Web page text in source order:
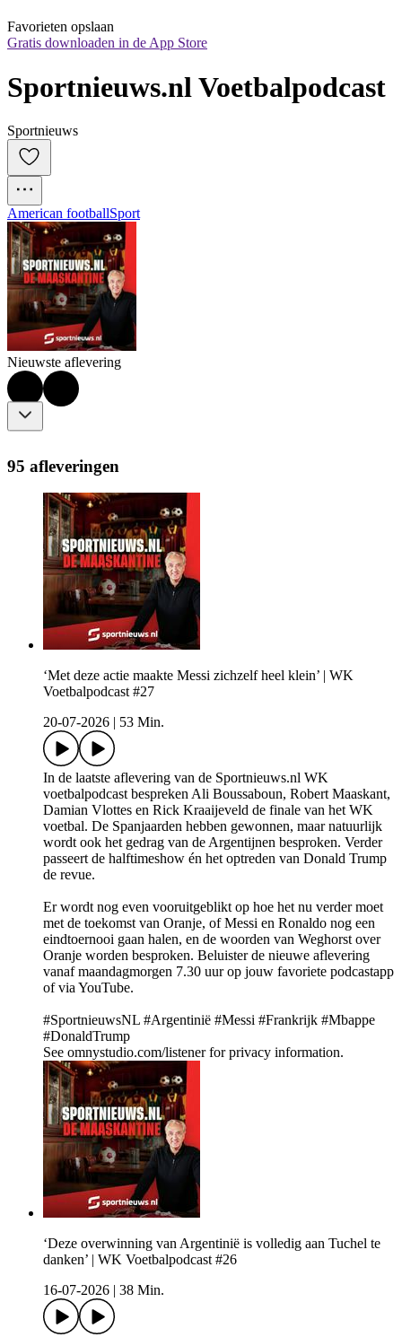
Favorieten opslaan
Gratis downloaden in de App Store
Sportnieuws.nl Voetbalpodcast
Sportnieuws
American footballSport
Nieuwste aflevering
95 afleveringen
‘Met deze actie maakte Messi zichzelf heel klein’ | WK
Voetbalpodcast #27
20-07-2026
53 Min.
In de laatste aflevering van de Sportnieuws.nl WK
voetbalpodcast bespreken Ali Boussaboun, Robert Maaskant,
Damian Vlottes en Rick Kraaijeveld de finale van het WK
voetbal. De Spanjaarden hebben gewonnen, maar natuurlijk
wordt ook het gedrag van de Argentijnen besproken. Verder
passeert de halftimeshow én het optreden van Donald Trump
de revue.
Er wordt nog even vooruitgeblikt op hoe het nu verder moet
met de toekomst van Oranje, of Messi en Ronaldo nog een
eindtoernooi gaan halen, en de woorden van Weghorst over
Oranje worden besproken. Beluister de nieuwe aflevering
vanaf maandagmorgen 7.30 uur op jouw favoriete podcastapp
of via YouTube.
#SportnieuwsNL #Argentinië #Messi #Frankrijk #Mbappe
#DonaldTrump
See omnystudio.com/listener for privacy information.
‘Deze overwinning van Argentinië is volledig aan Tuchel te
danken’ | WK Voetbalpodcast #26
16-07-2026
38 Min.